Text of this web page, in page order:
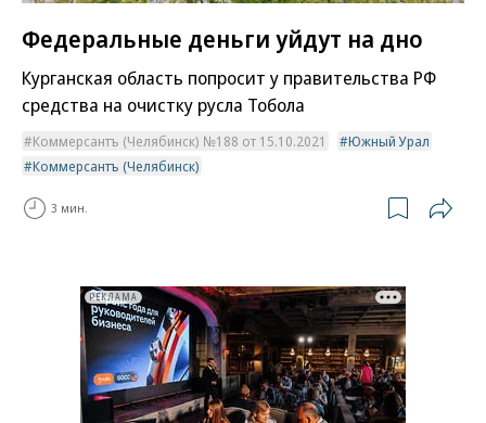
Федеральные деньги уйдут на дно
Курганская область попросит у правительства РФ
средства на очистку русла Тобола
Коммерсантъ (Челябинск) №188 от 15.10.2021
Южный Урал
Коммерсантъ (Челябинск)
3 мин.
РЕКЛАМА